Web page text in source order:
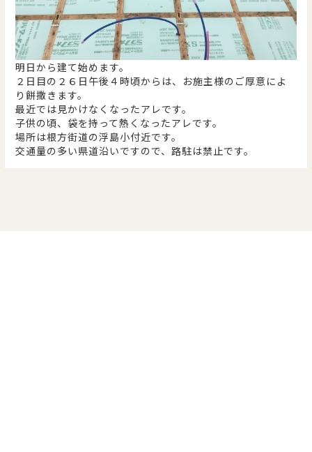
明日から建て始めます。
２日目の２６日午後４時頃からは、お施主様のご厚意によ
り餅撒きます。
最近では見かけなくなったアレです。
子供の頃、袋を持って熱くなったアレです。
場所は根方街道の浮島小付近です。
交通量の多い県道沿いですので、路駐は禁止です。